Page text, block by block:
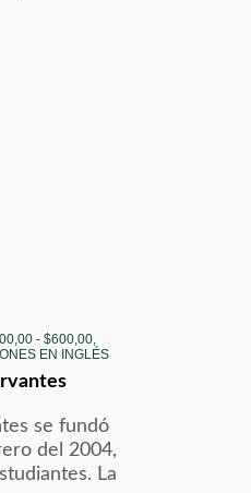
- $600,00,
EN INGLÉS
se fundó
del 2004,
La